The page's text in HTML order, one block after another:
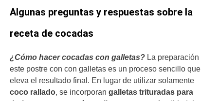
Algunas preguntas y respuestas sobre la
receta de cocadas
¿Cómo hacer cocadas con galletas? La preparación
este postre con con galletas es un proceso sencillo que
eleva el resultado final. En lugar de utilizar solamente
coco rallado, se incorporan galletas trituradas para